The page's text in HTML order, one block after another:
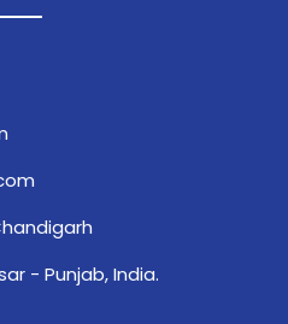
- Punjab, India.